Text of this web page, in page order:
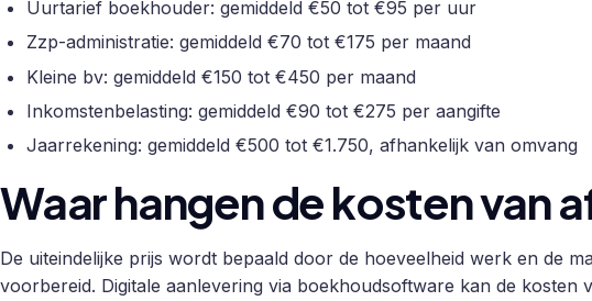
Uurtarief boekhouder: gemiddeld €50 tot €95 per uur
Zzp-administratie: gemiddeld €70 tot €175 per maand
Kleine bv: gemiddeld €150 tot €450 per maand
Inkomstenbelasting: gemiddeld €90 tot €275 per aangifte
Jaarrekening: gemiddeld €500 tot €1.750, afhankelijk van omvang
Waar hangen de kosten van
De uiteindelijke prijs wordt bepaald door de hoeveelheid werk en de
voorbereid. Digitale aanlevering via boekhoudsoftware kan de kosten